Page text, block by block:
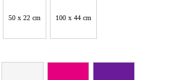
50 x 22 cm 100 x 44 cm